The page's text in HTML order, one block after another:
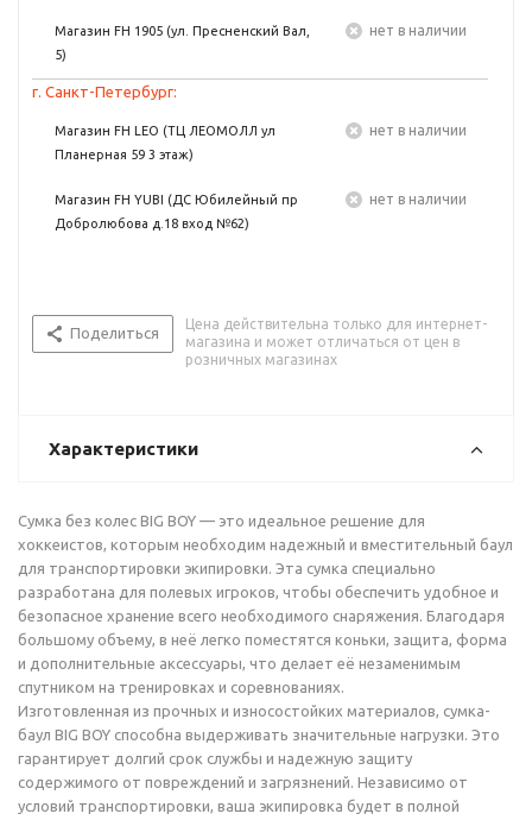
Магазин FH 1905 (ул. Пресненский Вал,
5)
Нет в наличии
г. Санкт-Петербург:
Магазин FH LEO (ТЦ ЛЕОМОЛЛ ул
Планерная 59 3 этаж)
Нет в наличии
Магазин FH YUBI (ДС Юбилейный пр
Добролюбова д.18 вход №62)
Нет в наличии
Поделиться
Цена действительна только для интернет-
магазина и может отличаться от цен в
розничных магазинах
Характеристики
Сумка без колес BIG BOY — это идеальное решение для
хоккеистов, которым необходим надежный и вместительный баул
для транспортировки экипировки. Эта сумка специально
разработана для полевых игроков, чтобы обеспечить удобное и
безопасное хранение всего необходимого снаряжения. Благодаря
большому объему, в неё легко поместятся коньки, защита, форма
и дополнительные аксессуары, что делает её незаменимым
спутником на тренировках и соревнованиях.
Изготовленная из прочных и износостойких материалов, сумка-
баул BIG BOY способна выдерживать значительные нагрузки. Это
гарантирует долгий срок службы и надежную защиту
содержимого от повреждений и загрязнений. Независимо от
условий транспортировки, ваша экипировка будет в полной